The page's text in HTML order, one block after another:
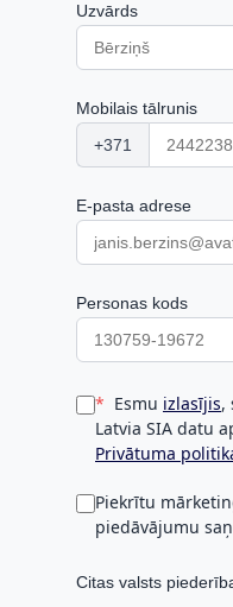
Uzvārds
Mobilais tālrunis
+371
E-pasta adrese
Personas kods
Esmu izlasījis,
Latvia SIA datu
Privātuma
Piekrītu
piedāvājumu
Citas valsts